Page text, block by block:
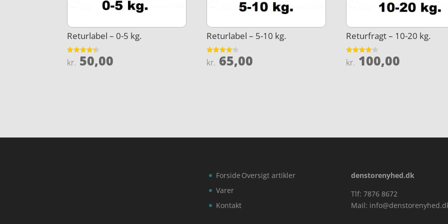
Returlabel – 0-5 kg.
Vurderet
4.3
kr. 50,00
Returlabel – 5-10 kg.
Vurderet
4.1
kr. 65,00
Returfragt – 10-20 kg.
Vurderet
4
kr. 100,00
Forside
Varer
Kontakt
Oversigt artikler
denstorenyhed.dk
Tlf: 7876 8672
Mail: